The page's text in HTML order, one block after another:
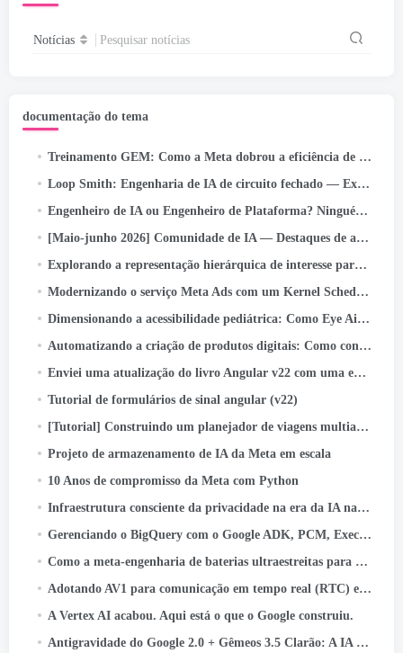
Notícias Pesquisar notícias
documentação do tema
Treinamento GEM: Como a Meta dobrou a eficiência de seu modelo LLM-Scale Ads Foundation
Loop Smith: Engenharia de IA de circuito fechado — Execução autônoma/de meta para pipelines autocorretivos em…
Engenheiro de IA ou Engenheiro de Plataforma? Ninguém explica esse novo problema confuso de cargo (2026 Guia)
[Maio-junho 2026] Comunidade de IA — Destaques de atividades e conquistas
Explorando a representação hierárquica de interesse para otimização de funil profundo de meta anúncios
Modernizando o serviço Meta Ads com um Kernel Scheduler de código aberto
Dimensionando a acessibilidade pediátrica: Como Eye Aim Arena aproveita o ecossistema Google WebAI- LiteRT.js
Automatizando a criação de produtos digitais: Como construí um livro de atividades infantis com 55 labirintos em minutos usando…
Enviei uma atualização do livro Angular v22 com uma equipe de agentes de IA. Aqui está o sistema
Tutorial de formulários de sinal angular (v22)
[Tutorial] Construindo um planejador de viagens multiagente com Google ADK
Projeto de armazenamento de IA da Meta em escala
10 Anos de compromisso da Meta com Python
Infraestrutura consciente da privacidade na era da IA ​​nativa: Um estudo de caso de classificação de ativos
Gerenciando o BigQuery com o Google ADK, PCM, Execução na nuvem, Streamlit, e autenticação OIDC
Como a meta-engenharia de baterias ultraestreitas para óculos AI
Adotando AV1 para comunicação em tempo real (RTC) em escala
A Vertex AI acabou. Aqui está o que o Google construiu.
Antigravidade do Google 2.0 + Gêmeos 3.5 Clarão: A IA que codifica, Testes, e navios - sem você.